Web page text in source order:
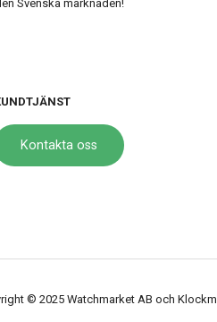
Svenska marknaden!
Kontakta oss
© 2025 Watchmarket AB och